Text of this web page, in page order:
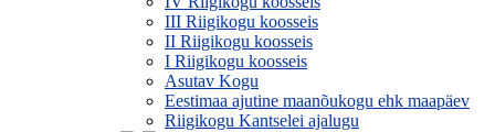
III Riigikogu koosseis
II Riigikogu koosseis
I Riigikogu koosseis
Asutav Kogu
Eestimaa ajutine maanõukogu ehk maapäev
Riigikogu Kantselei ajalugu